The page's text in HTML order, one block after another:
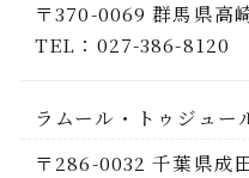
〒370-0069 群馬県高
TEL：027-386-8120
ラムール・トゥジュー
〒286-0032 千葉県成